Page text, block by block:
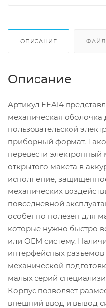
ОПИСАНИЕ
Описание
Артикул EEA14
механическая оболочка
пользовательской
приборный формат.
перевести электронный
открытого макета в
исполнение,
механических
повседневной
особенно полезен для
которые нужно быстро
или OEM систему.
интерфейсных
механической
малых серий
Корпус позволяет
внешний ввод и вывод